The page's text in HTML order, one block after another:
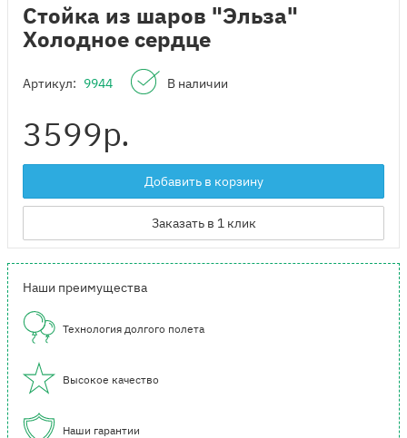
Стойка из шаров "Эльза"
Холодное сердце
Артикул: 9944 В наличии
3599р.
Добавить в корзину
Заказать в 1 клик
Наши преимущества
Технология долгого полета
Высокое качество
Наши гарантии